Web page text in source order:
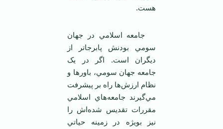
هست.
جامعه اسلامي در جهان
سومي بودنش پابرجاتر از
ديگران است. اگر در يک
جامعه جهان سومي، باورها و
نظام ارزش‌ها راه بر پيشرفت
مي‌گيرند جامعه‌هاي اسلامي
مقررات تقديس شده‌اش را
نيز بويژه در زمينه حياتي